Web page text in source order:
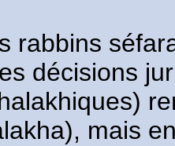
rabbins
décisions
mais